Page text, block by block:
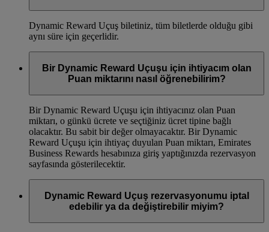
Dynamic Reward Uçuş biletiniz, tüm biletlerde olduğu gibi
aynı süre için geçerlidir.
Bir Dynamic Reward Uçuşu için ihtiyacım olan
Puan miktarını nasıl öğrenebilirim?
Bir Dynamic Reward Uçuşu için ihtiyacınız olan Puan
miktarı, o günkü ücrete ve seçtiğiniz ücret tipine bağlı
olacaktır. Bu sabit bir değer olmayacaktır. Bir Dynamic
Reward Uçuşu için ihtiyaç duyulan Puan miktarı, Emirates
Business Rewards hesabınıza giriş yaptığınızda rezervasyon
sayfasında gösterilecektir.
Dynamic Reward Uçuş rezervasyonumu iptal
edebilir ya da değiştirebilir miyim?